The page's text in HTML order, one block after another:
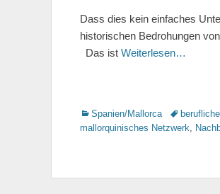
Dass dies kein einfaches
historischen Bedrohungen
Das ist Weiterlesen…
Kategorien
Spanien/Mallorca Tags
mallorquinisches Netzwerk,